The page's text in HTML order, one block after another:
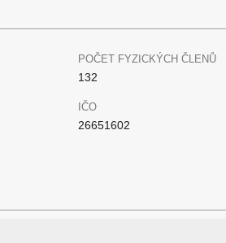
POČET FYZICKÝCH ČLENŮ
132
IČO
26651602